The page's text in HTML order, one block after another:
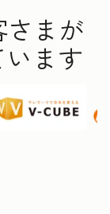
さまが
ます